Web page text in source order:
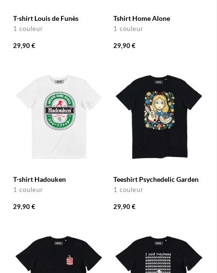
T-shirt Louis de Funès
1 couleur
29,90 €
Tshirt Home Alone
1 couleur
29,90 €
T-shirt Hadouken
1 couleur
29,90 €
Teeshirt Psychedelic Garden
1 couleur
29,90 €